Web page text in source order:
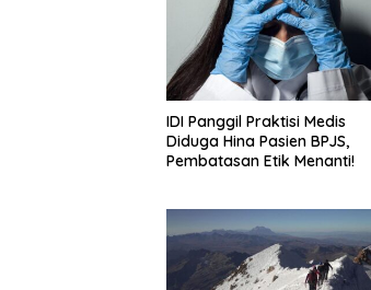
IDI Panggil Praktisi Medis
Diduga Hina Pasien BPJS,
Pembatasan Etik Menanti!